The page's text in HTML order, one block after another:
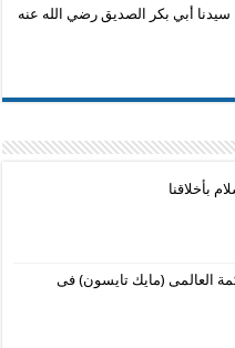
أبي بكر الصديق رضي الله عنه
بأخلاقنا
العالمى (مايك تايسون) فى